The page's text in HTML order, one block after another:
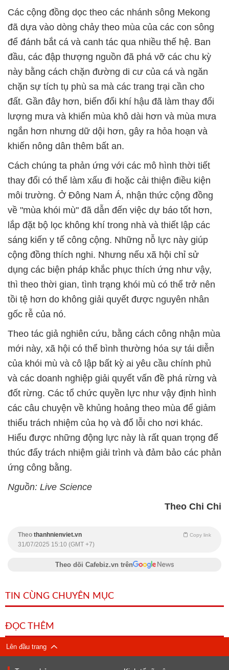
Các cộng đồng dọc theo các nhánh sông Mekong
đã dựa vào dòng chảy theo mùa của các con sông
để đánh bắt cá và canh tác qua nhiều thế hệ. Ban
đầu, các đập thượng nguồn đã phá vỡ các chu kỳ
này bằng cách chặn đường di cư của cá và ngăn
chặn sự tích tụ phù sa mà các trang trại cần cho
đất. Gần đây hơn, biến đổi khí hậu đã làm thay đổi
lượng mưa và khiến mùa khô dài hơn và mùa mưa
ngắn hơn nhưng dữ dội hơn, gây ra hỏa hoạn và
khiến nông dân thêm bất an.
Cách chúng ta phản ứng với các mô hình thời tiết
thay đổi có thể làm xấu đi hoặc cải thiện điều kiện
môi trường. Ở Đông Nam Á, nhận thức cộng đồng
về "mùa khói mù" đã dẫn đến việc dự báo tốt hơn,
lắp đặt bộ lọc không khí trong nhà và thiết lập các
sáng kiến y tế công cộng. Những nỗ lực này giúp
cộng đồng thích nghi. Nhưng nếu xã hội chỉ sử
dụng các biện pháp khắc phục thích ứng như vậy,
thì theo thời gian, tình trạng khói mù có thể trở nên
tồi tệ hơn do không giải quyết được nguyên nhân
gốc rễ của nó.
Theo tác giả nghiên cứu, bằng cách công nhận mùa
mới này, xã hội có thể bình thường hóa sự tái diễn
của khói mù và cô lập bất kỳ ai yêu cầu chính phủ
và các doanh nghiệp giải quyết vấn đề phá rừng và
đốt rừng. Các tổ chức quyền lực như vậy định hình
các câu chuyện về khủng hoảng theo mùa để giảm
thiểu trách nhiệm của họ và đổ lỗi cho nơi khác.
Hiểu được những động lực này là rất quan trọng để
thúc đẩy trách nhiệm giải trình và đảm bảo các phản
ứng công bằng.
Nguồn: Live Science
Theo Chi Chi
Theo thanhnienviet.vn Copy link
31/07/2025 15:10 (GMT +7)
Theo dõi Cafebiz.vn trên
TIN CÙNG CHUYÊN MỤC
ĐỌC THÊM
Lên đầu trang